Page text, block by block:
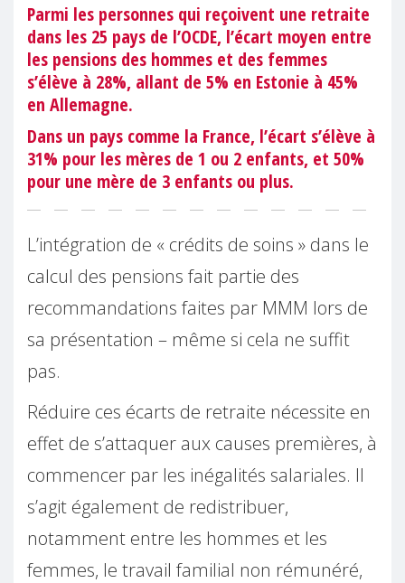
Parmi les personnes qui reçoivent une retraite
dans les 25 pays de l’OCDE, l’écart moyen entre
les pensions des hommes et des femmes
s’élève à 28%, allant de 5% en Estonie à 45%
en Allemagne.
Dans un pays comme la France, l’écart s’élève à
31% pour les mères de 1 ou 2 enfants, et 50%
pour une mère de 3 enfants ou plus.
L’intégration de « crédits de soins » dans le
calcul des pensions fait partie des
recommandations faites par MMM lors de
sa présentation – même si cela ne suffit
pas.
Réduire ces écarts de retraite nécessite en
effet de s’attaquer aux causes premières, à
commencer par les inégalités salariales. Il
s’agit également de redistribuer,
notamment entre les hommes et les
femmes, le travail familial non rémunéré,